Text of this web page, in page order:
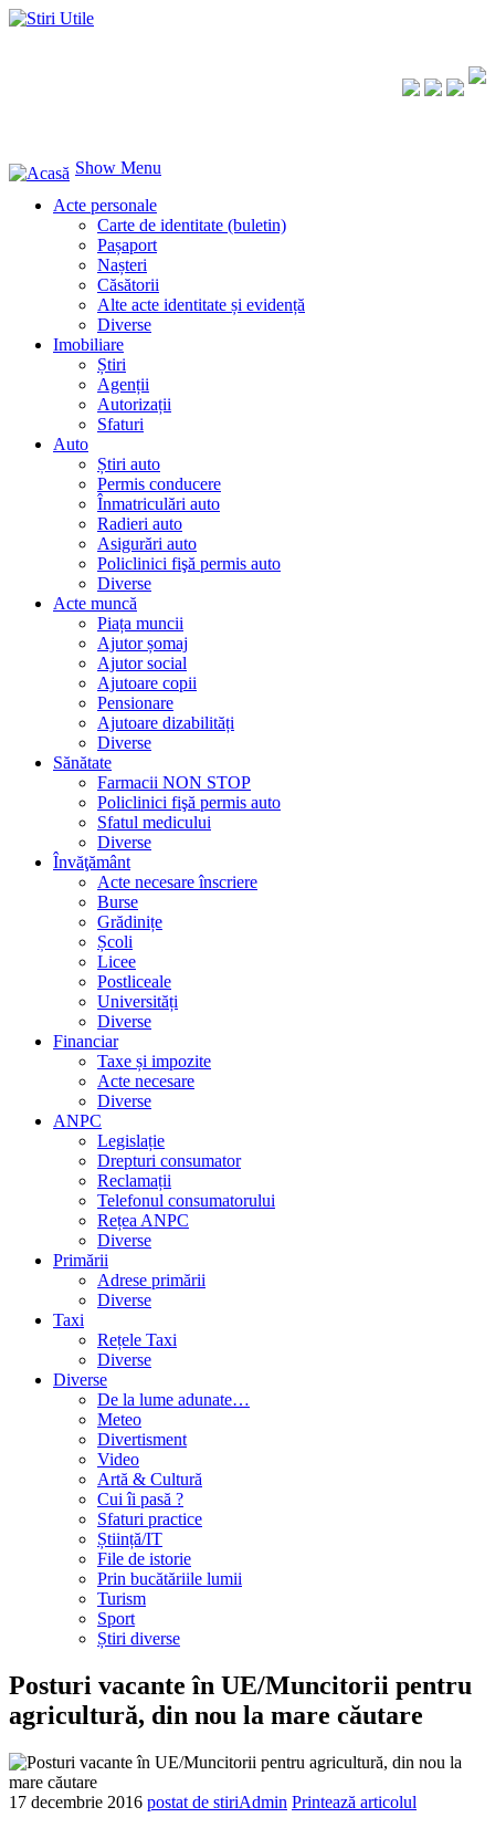
Show Menu
Acte personale
Carte de identitate (buletin)
Pașaport
Nașteri
Căsătorii
Alte acte identitate și evidență
Diverse
Imobiliare
Știri
Agenții
Autorizații
Sfaturi
Auto
Știri auto
Permis conducere
Înmatriculări auto
Radieri auto
Asigurări auto
Policlinici fişă permis auto
Diverse
Acte muncă
Piața muncii
Ajutor șomaj
Ajutor social
Ajutoare copii
Pensionare
Ajutoare dizabilități
Diverse
Sănătate
Farmacii NON STOP
Policlinici fişă permis auto
Sfatul medicului
Diverse
Învăţământ
Acte necesare înscriere
Burse
Grădinițe
Școli
Licee
Postliceale
Universități
Diverse
Financiar
Taxe și impozite
Acte necesare
Diverse
ANPC
Legislație
Drepturi consumator
Reclamații
Telefonul consumatorului
Rețea ANPC
Diverse
Primării
Adrese primării
Diverse
Taxi
Rețele Taxi
Diverse
Diverse
De la lume adunate…
Meteo
Divertisment
Video
Artă & Cultură
Cui îi pasă ?
Sfaturi practice
Știință/IT
File de istorie
Prin bucătăriile lumii
Turism
Sport
Știri diverse
Posturi vacante în UE/Muncitorii pentru
agricultură, din nou la mare căutare
17 decembrie 2016 postat de stiriAdmin Printează articolul